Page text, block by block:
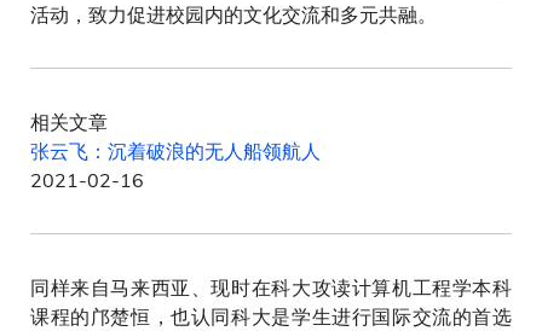
活动，致力促进校园内的文化交流和多元共融。
相关文章
张云飞：沉着破浪的无人船领航人
2021-02-16
同样来自马来西亚、现时在科大攻读计算机工程学本科
课程的邝楚恒，也认同科大是学生进行国际交流的首选